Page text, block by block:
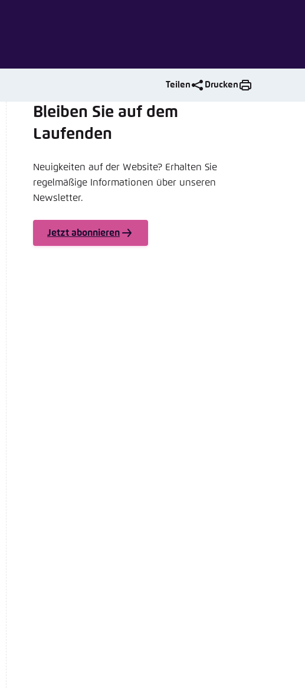
Teilen Drucken
Bleiben Sie auf dem
Laufenden
Neuigkeiten auf der Website? Erhalten Sie
regelmäßige Informationen über unseren
Newsletter.
Jetzt abonnieren